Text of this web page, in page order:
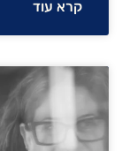
קרא עוד